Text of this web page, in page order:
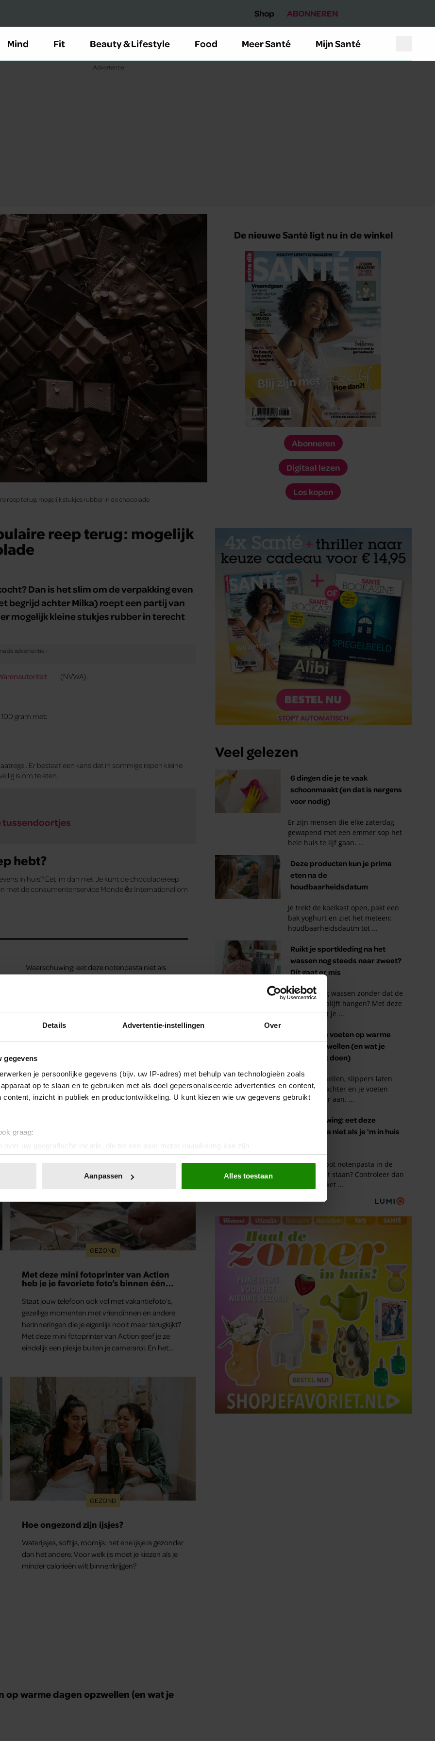
Details Advertentie-instellingen Over
gegevens
je persoonlijke gegevens (bijv. uw IP-adres) met behulp van technologieën zoals
op te slaan en te gebruiken met als doel gepersonaliseerde advertenties en content,
content, inzicht in publiek en productontwikkeling. U kunt kiezen wie uw gegevens gebruikt
graag:
over uw geografische locatie, die tot een paar meter nauwkeurig kan zijn
door het actief te scannen op specifieke eigenschappen (fingerprinting)
of intrekken in de Cookieverklaring.
en advertenties te personaliseren, om functies voor social media te bieden en om ons
Ook delen we informatie over uw gebruik van onze site met onze partners voor social
Deze partners kunnen deze gegevens combineren met andere informatie die u aan ze heeft
op basis van uw gebruik van hun services. U gaat akkoord met onze cookies als u
Aanpassen Alles toestaan
Shop ABONNEREN
Mind Fit Beauty & Lifestyle Food Meer Santé Mijn Santé
reep terug: mogelijk stukjes rubber in de chocolade
reep terug: mogelijk
Dan is het slim om de verpakking even
begrijd achter Milka) roept een partij van
mogelijk kleine stukjes rubber in terecht
(NVWA).
gram met:
Er bestaat een kans dat in sommige repen kleine
is om te eten.
tussendoortjes
hebt?
in huis? Eet ‘m dan niet. Je kunt de chocoladereep
met de consumentenservice Mondelēz International om
Waarschuwing: eet deze notenpasta niet als
kopen (en deze juist niet)
GEZOND
Met deze mini fotoprinter van Action
heb je je favoriete foto’s binnen één
Staat jouw telefoon ook vol met vakantiefoto’s,
gezellige momenten met vriendinnen en andere
herinneringen die je eigenlijk nooit meer terugkijkt?
Met deze mini fotoprinter van Action geef je ze
eindelijk een plekje buiten je camerarol. En het
GEZOND
Hoe ongezond zijn ijsjes?
Waterijsjes, softijs, roomijs: het ene ijsje is gezonder
dan het andere. Voor welk ijs moet je kiezen als je
minder calorieën wilt binnenkrijgen?
op warme dagen opzwellen (en wat je
De nieuwe Santé ligt nu in de winkel
Abonneren
Digitaal lezen
Los kopen